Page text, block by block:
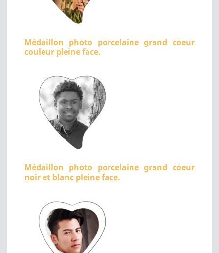
Médaillon photo porcelaine grand coeur
couleur pleine face.
Médaillon photo porcelaine grand coeur
noir et blanc pleine face.